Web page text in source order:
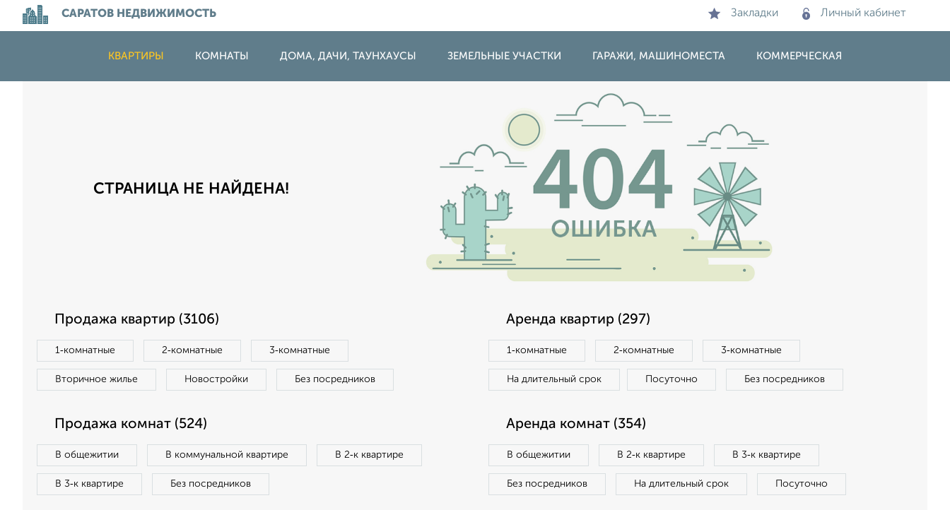
САРАТОВ НЕДВИЖИМОСТЬ Закладки Личный кабинет
КВАРТИРЫ КОМНАТЫ ДОМА, ДАЧИ, ТАУНХАУСЫ ЗЕМЕЛЬНЫЕ УЧАСТКИ ГАРАЖИ, МАШИНОМЕСТА КОММЕРЧЕСКАЯ
СТРАНИЦА НЕ НАЙДЕНА!
Продажа квартир (3106)
1‑комнатные 2‑комнатные 3‑комнатные
Вторичное жилье Новостройки Без посредников
Аренда квартир (297)
1‑комнатные 2‑комнатные 3‑комнатные
На длительный срок Посуточно Без посредников
Продажа комнат (524)
В общежитии В коммунальной квартире В 2‑к квартире
В 3‑к квартире Без посредников
Аренда комнат (354)
В общежитии В 2‑к квартире В 3‑к квартире
Без посредников На длительный срок Посуточно